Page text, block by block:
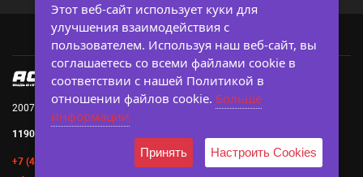
2007-2026 © Ассоциация студенческого баскетбола
119019, г. Москва, Большой Афанасьевский пер., д. 3, с. 3
+7 (495) 642-45-83
Этот веб-сайт использует куки для
улучшения взаимодействия с
пользователем. Используя наш веб-сайт, вы
соглашаетесь со всеми файлами cookie в
соответствии с нашей Политикой в ​​
отношении файлов cookie. Больше
информации
Принять Настроить Cookies